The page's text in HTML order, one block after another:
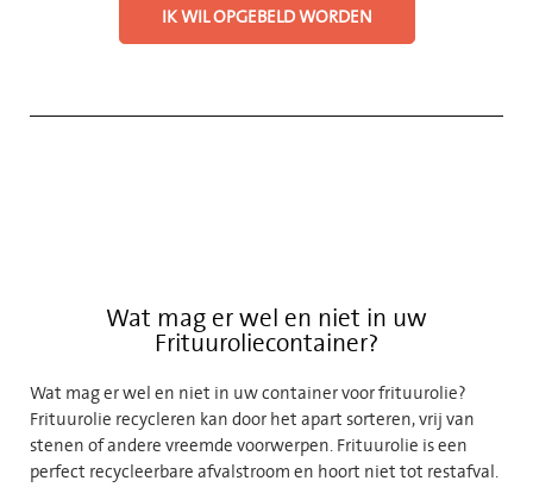
IK WIL OPGEBELD WORDEN
Wat mag er wel en niet in uw
Frituuroliecontainer?
Wat mag er wel en niet in uw container voor frituurolie?
Frituurolie recycleren kan door het apart sorteren, vrij van
stenen of andere vreemde voorwerpen. Frituurolie is een
perfect recycleerbare afvalstroom en hoort niet tot restafval.